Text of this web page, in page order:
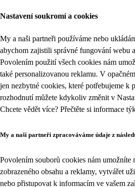
Nastavení soukromí a cookies
My a naši partneři používáme nebo
abychom zajistili správné fungování webu
Povolením použití všech cookies nám
také personalizovanou reklamu. V
jen nezbytné cookies, které potřebujeme k
rozhodnutí můžete kdykoliv změnit v
Chcete vědět více? Přečtěte si informace
My a naši partneři zpracováváme údaje z
Povolením souborů cookies nám umožníte
zobrazeného obsahu a reklamy, vytvářet
nebo přistupovat k informacím ve vašem